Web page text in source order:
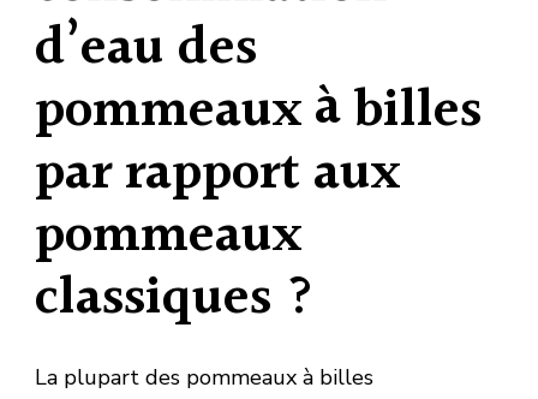
d’eau des
pommeaux à billes
par rapport aux
pommeaux
classiques ?
La plupart des pommeaux à billes